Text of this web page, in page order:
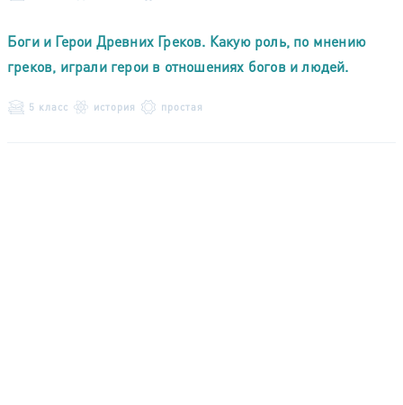
Боги и Герои Древних Греков. Какую роль, по мнению
греков, играли герои в отношениях богов и людей.
5 класс история простая